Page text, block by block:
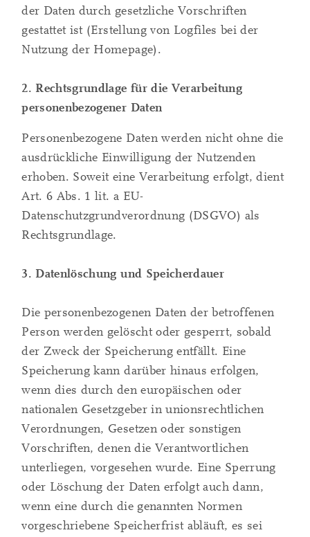
der Daten durch gesetzliche Vorschriften
gestattet ist (Erstellung von Logfiles bei der
Nutzung der Homepage).
2. Rechtsgrundlage für die Verarbeitung
personenbezogener Daten
Personenbezogene Daten werden nicht ohne die
ausdrückliche Einwilligung der Nutzenden
erhoben. Soweit eine Verarbeitung erfolgt, dient
Art. 6 Abs. 1 lit. a EU-
Datenschutzgrundverordnung (DSGVO) als
Rechtsgrundlage.
3. Datenlöschung und Speicherdauer
Die personenbezogenen Daten der betroffenen
Person werden gelöscht oder gesperrt, sobald
der Zweck der Speicherung entfällt. Eine
Speicherung kann darüber hinaus erfolgen,
wenn dies durch den europäischen oder
nationalen Gesetzgeber in unionsrechtlichen
Verordnungen, Gesetzen oder sonstigen
Vorschriften, denen die Verantwortlichen
unterliegen, vorgesehen wurde. Eine Sperrung
oder Löschung der Daten erfolgt auch dann,
wenn eine durch die genannten Normen
vorgeschriebene Speicherfrist abläuft, es sei